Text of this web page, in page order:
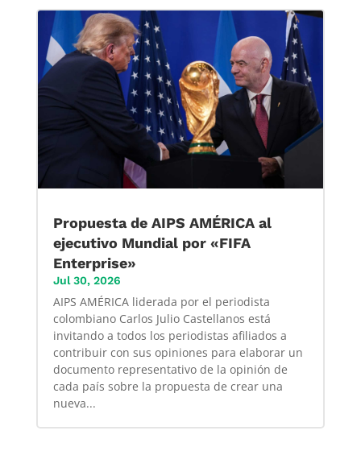
Propuesta de AIPS AMÉRICA al
ejecutivo Mundial por «FIFA
Enterprise»
Jul 30, 2026
AIPS AMÉRICA liderada por el periodista
colombiano Carlos Julio Castellanos está
invitando a todos los periodistas afiliados a
contribuir con sus opiniones para elaborar un
documento representativo de la opinión de
cada país sobre la propuesta de crear una
nueva...